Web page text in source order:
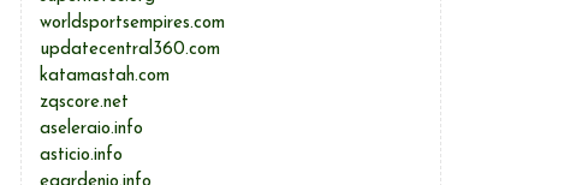
worldsportsempires.com
updatecentral360.com
katamastah.com
zqscore.net
aseleraio.info
asticio.info
egardenio.info